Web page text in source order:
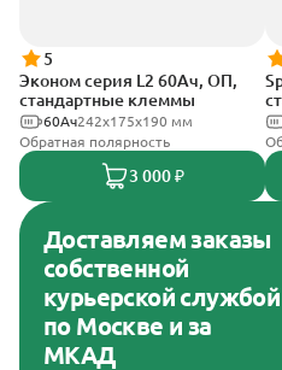
5
Эконом серия L2 60Ач, ОП,
стандартные клеммы
242х175х190 мм
60Ач
Обратная полярность
3 000 ₽
Доставляем заказы
собственной
курьерской службой
по Москве и за
МКАД